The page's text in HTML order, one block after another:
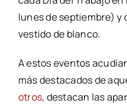
lunes de septiembre) y
vestido de blanco.
A estos eventos
más destacados de
otros, destacan las